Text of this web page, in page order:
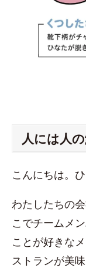
人には人
こんにちは。ひ
わたしたちの
こでチームメ
ことが好きな
ストランが美